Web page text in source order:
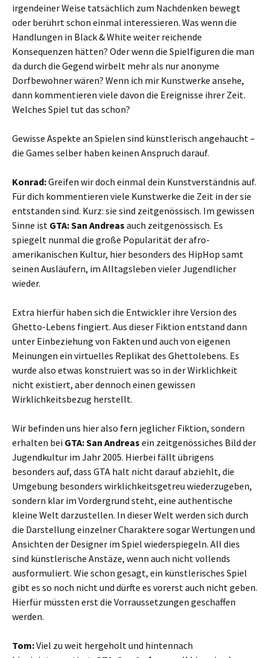
irgendeiner Weise tatsächlich zum Nachdenken bewegt
oder berührt schon einmal interessieren. Was wenn die
Handlungen in Black & White weiter reichende
Konsequenzen hätten? Oder wenn die Spielfiguren die man
da durch die Gegend wirbelt mehr als nur anonyme
Dorfbewohner wären? Wenn ich mir Kunstwerke ansehe,
dann kommentieren viele davon die Ereignisse ihrer Zeit.
Welches Spiel tut das schon?
Gewisse Aspekte an Spielen sind künstlerisch angehaucht –
die Games selber haben keinen Anspruch darauf.
Konrad:Greifen wir doch einmal dein Kunstverständnis auf.
Für dich kommentieren viele Kunstwerke die Zeit in der sie
entstanden sind. Kurz: sie sind zeitgenössisch. Im gewissen
Sinne ist GTA: San Andreas auch zeitgenössisch. Es
spiegelt nunmal die große Popularität der afro-
amerikanischen Kultur, hier besonders des HipHop samt
seinen Ausläufern, im Alltagsleben vieler Jugendlicher
wieder.
Extra hierfür haben sich die Entwickler ihre Version des
Ghetto-Lebens fingiert. Aus dieser Fiktion entstand dann
unter Einbeziehung von Fakten und auch von eigenen
Meinungen ein virtuelles Replikat des Ghettolebens. Es
wurde also etwas konstruiert was so in der Wirklichkeit
nicht existiert, aber dennoch einen gewissen
Wirklichkeitsbezug herstellt.
Wir befinden uns hier also fern jeglicher Fiktion, sondern
erhalten bei GTA: San Andreas ein zeitgenössiches Bild der
Jugendkultur im Jahr 2005. Hierbei fällt übrigens
besonders auf, dass GTA halt nicht darauf abziehlt, die
Umgebung besonders wirklichkeitsgetreu wiederzugeben,
sondern klar im Vordergrund steht, eine authentische
kleine Welt darzustellen. In dieser Welt werden sich durch
die Darstellung einzelner Charaktere sogar Wertungen und
Ansichten der Designer im Spiel wiederspiegeln. All dies
sind künstlerische Anstäze, wenn auch nicht vollends
ausformuliert. Wie schon gesagt, ein künstlerisches Spiel
gibt es so noch nicht und dürfte es vorerst auch nicht geben.
Hierfür müssten erst die Vorraussetzungen geschaffen
werden.
Tom:Viel zu weit hergeholt und hintennach